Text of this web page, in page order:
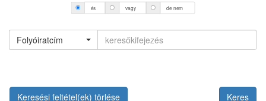
és vagy de nem
Folyóiratcím
Keresési feltétel(ek) törlése